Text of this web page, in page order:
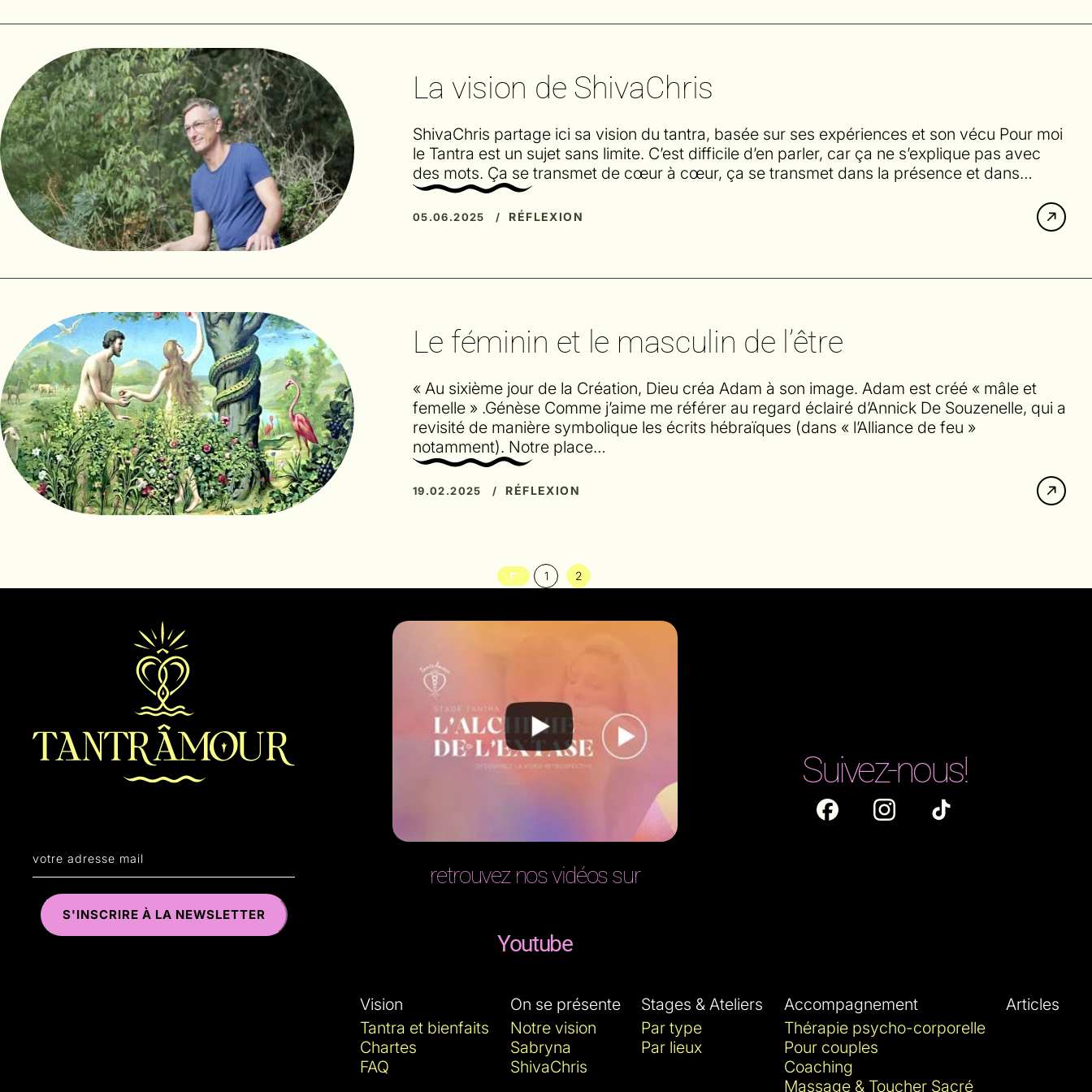
La vision de ShivaChris
ShivaChris partage ici sa vision du tantra, basée sur ses expériences et son vécu Pour moi
le Tantra est un sujet sans limite. C’est difficile d’en parler, car ça ne s’explique pas avec
des mots. Ça se transmet de cœur à cœur, ça se transmet dans la présence et dans…
05.06.2025 / RÉFLEXION
Le féminin et le masculin de l’être
« Au sixième jour de la Création, Dieu créa Adam à son image. Adam est créé « mâle et
femelle » .Génèse Comme j’aime me référer au regard éclairé d’Annick De Souzenelle, qui a
revisité de manière symbolique les écrits hébraïques (dans « l’Alliance de feu »
notamment). Notre place…
19.02.2025 / RÉFLEXION
1 2
retrouvez nos vidéos sur
Youtube
Suivez-nous!
Vision
Tantra et bienfaits
Chartes
FAQ
On se présente
Notre vision
Sabryna
ShivaChris
Stages & Ateliers
Par type
Par lieux
Accompagnement
Thérapie psycho-corporelle
Pour couples
Coaching
Massage & Toucher Sacré
Articles